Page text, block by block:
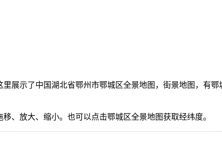
展示了中国湖北省鄂州市鄂城区全景地图，街景地图，有
、放大、缩小。也可以点击鄂城区全景地图获取经纬度。